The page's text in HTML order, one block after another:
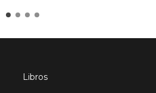
Libros